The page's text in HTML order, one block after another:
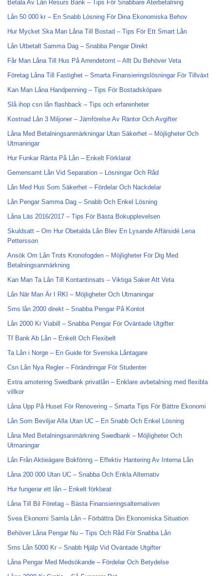
Betala Av Lån Resurs Bank – Tips För Snabbare Återbetalning
Lån 50 000 kr – En Snabb Lösning För Dina Ekonomiska Behov
Hur Mycket Ska Man Låna Till Bostad – Tips För Ett Smart Lån
Lån Utbetalt Samma Dag – Snabba Pengar Direkt
Får Man Låna Till Hus På Arrendetomt – Allt Du Behöver Veta
Företag Låna Till Fastighet – Smarta Finansieringslösningar För Tillväxt
Kan Man Låna Handpenning – Tips För Bostadsköpare
Slå ihop csn lån flashback – Tips och erfarenheter
Kostnad Lån 3 Miljoner – Jämförelse Av Räntor Och Avgifter
Låna Med Betalningsanmärkningar Utan Säkerhet – Möjligheter Och
Utmaningar
Hur Funkar Ränta På Lån – Enkelt Förklarat
Gemensamt Lån Vid Separation – Lösningar Och Råd
Lån Med Hus Som Säkerhet – Fördelar Och Nackdelar
Lån Pengar Samma Dag – Snabb Och Enkel Lösning
Låna Läs 2016/2017 – Tips För Bästa Bokupplevelsen
Skuldsatt – Om Hur Obetalda Lån Blev En Lysande Affärsidé Lena
Pettersson
Ansök Om Lån Trots Kronofogden – Möjligheter För Dig Med
Betalningsanmärkning
Kan Man Ta Lån Till Kontantinsats – Viktiga Saker Att Veta
Lån När Man Är I RKI – Möjligheter Och Utmaningar
Sms lån 2000 direkt – Snabba Pengar På Kontot
Lån 2000 Kr Viabill – Snabba Pengar För Oväntade Utgifter
Tf Bank Ab Lån – Enkelt Och Flexibelt
Ta Lån i Norge – En Guide för Svenska Låntagare
Csn Lån Nya Regler – Förändringar För Studenter
Extra amotering Swedbank privatlån – Enklare avbetalning med flexibla
villkor
Låna Upp På Huset För Renovering – Smarta Tips För Bättre Ekonomi
Lån Som Beviljar Alla Utan UC – En Snabb Och Enkel Lösning
Låna Med Betalningsanmärkning Swedbank – Möjligheter Och
Utmaningar
Lån Från Aktieägare Bokföring – Effektiv Hantering Av Interna Lån
Låna 200 000 Utan UC – Snabba Och Enkla Alternativ
Hur fungerar ett lån – Enkelt förklarat
Låna Till Bil Företag – Bästa Finansieringsalternativen
Svea Ekonomi Samla Lån – Förbättra Din Ekonomiska Situation
Behöver Låna Pengar Nu – Tips Och Råd För Snabba Lån
Sms Lån 5000 Kr – Snabb Hjälp Vid Oväntade Utgifter
Låna Pengar Med Medsökande – Fördelar Och Betydelse